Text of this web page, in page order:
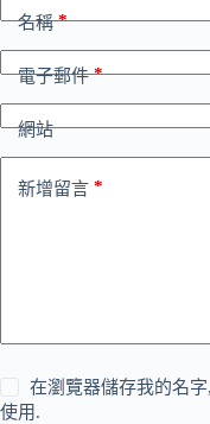
名稱*
電子郵件*
網站
新增留言 *
在瀏覽器儲存我的名
使用.